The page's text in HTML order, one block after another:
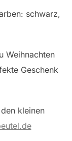
schwarz,
Weihnachten
Geschenk
kleinen